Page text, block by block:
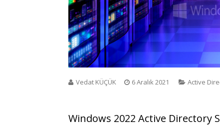
Vedat KÜÇÜK 6 Aralık 2021 Active
Windows 2022 Active Directory